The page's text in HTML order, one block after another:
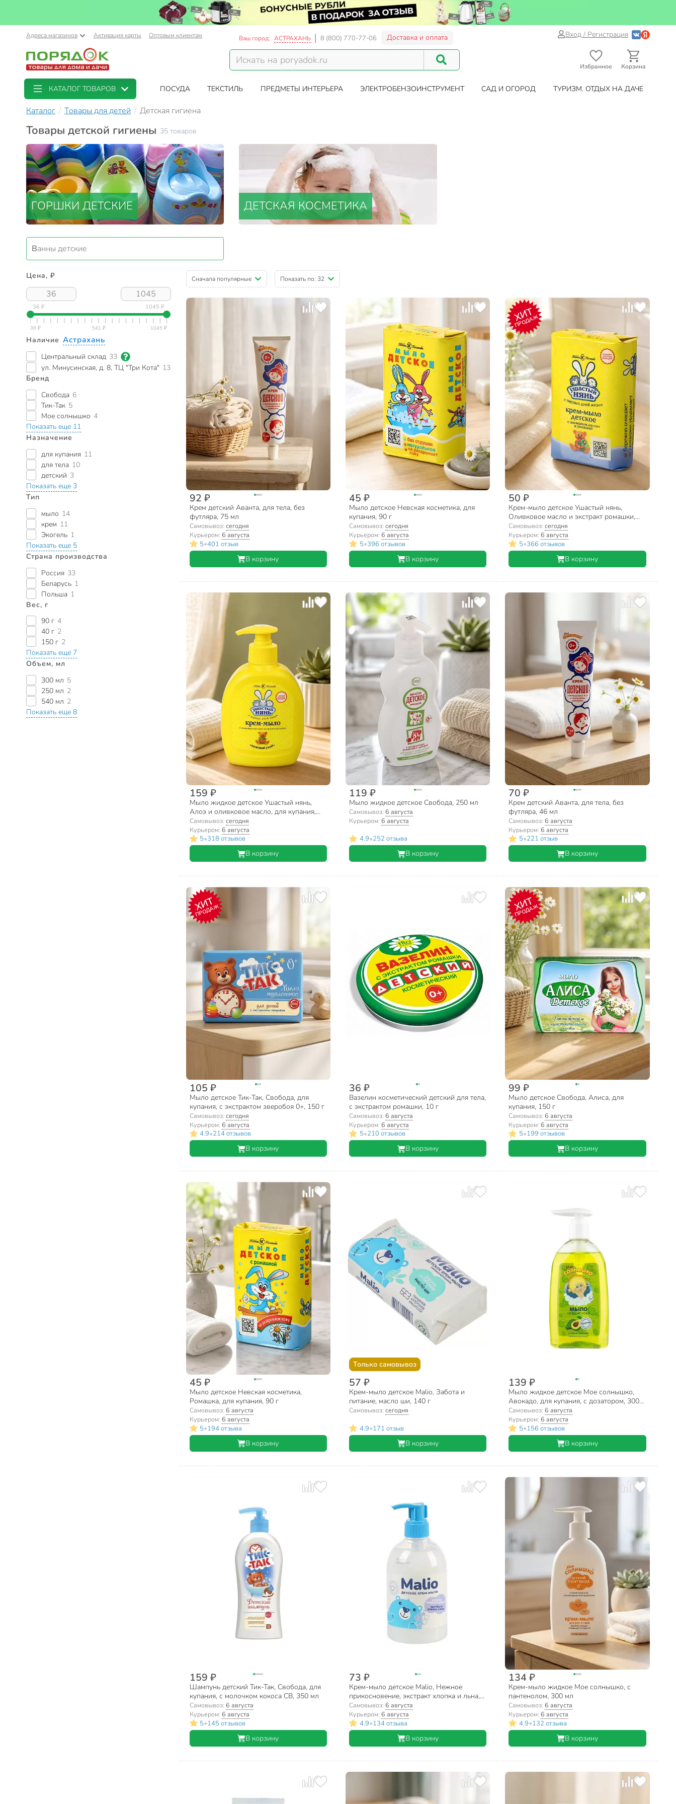
Адреса магазинов Активация карты Оптовым клиентам Ваш город: АСТРАХАНЬ 8 (800) 770-77-06 Доставка и оплата Вход / Регистрация
Избранное Корзина
КАТАЛОГ ТОВАРОВ ПОСУДА ТЕКСТИЛЬ ПРЕДМЕТЫ ИНТЕРЬЕРА ЭЛЕКТРОБЕНЗОИНСТРУМЕНТ САД И ОГОРОД ТУРИЗМ. ОТДЫХ НА ДАЧЕ
Каталог Товары для детей Детская гигиена
Товары детской гигиены 35 товаров
ГОРШКИ ДЕТСКИЕ ДЕТСКАЯ КОСМЕТИКА
Ванны детские
Цена, ₽
36 ₽ 1045 ₽
Наличие Астрахань
Центральный склад 33
ул. Минусинская, д. 8, ТЦ "Три Кота" 13
Бренд
Свобода 6
Тик-Так 5
Мое солнышко 4
Показать еще 11
Назначение
для купания 11
для тела 10
детский 3
Показать еще 3
Тип
мыло 14
крем 11
Экогель 1
Показать еще 5
Страна производства
Россия 33
Беларусь 1
Польша 1
Вес, г
90 г 4
40 г 2
150 г 2
Показать еще 7
Объем, мл
300 мл 5
250 мл 2
540 мл 2
Показать еще 8
Сначала популярные Показать по: 32
92 ₽
Крем детский Аванта, для тела, без
футляра, 75 мл
Самовывоз: сегодня
Курьером: 6 августа
5•401 отзыв
В корзину
45 ₽
Мыло детское Невская косметика, для
купания, 90 г
Самовывоз: сегодня
Курьером: 6 августа
5•396 отзывов
В корзину
ХИТ
ПРОДАЖ
50 ₽
Крем-мыло детское Ушастый нянь,
Оливковое масло и экстракт ромашки,
для купания, 90 г
Самовывоз:сегодня
Курьером: 6 августа
5•366 отзывов
В корзину
159 ₽
Мыло жидкое детское Ушастый нянь,
Алоэ и оливковое масло, для купания,
300 мл
Самовывоз: сегодня
Курьером: 6 августа
5•318 отзывов
В корзину
119 ₽
Мыло жидкое детское Свобода, 250 мл
Самовывоз: 6 августа
Курьером: 6 августа
4.9•252 отзыва
В корзину
70 ₽
Крем детский Аванта, для тела, без
футляра, 46 мл
Самовывоз: 6 августа
Курьером: 6 августа
5•221 отзыв
В корзину
ХИТ
ПРОДАЖ
105 ₽
Мыло детское Тик-Так, Свобода, для
купания, с экстрактом зверобоя 0+, 150 г
Самовывоз: сегодня
Курьером: 6 августа
4.9•214 отзывов
В корзину
36 ₽
Вазелин косметический детский для тела,
с экстрактом ромашки, 10 г
Самовывоз: 6 августа
Курьером: 6 августа
5•210 отзывов
В корзину
ХИТ
ПРОДАЖ
99 ₽
Мыло детское Свобода, Алиса, для
купания, 150 г
Самовывоз: 6 августа
Курьером: 6 августа
5•199 отзывов
В корзину
45 ₽
Мыло детское Невская косметика,
Ромашка, для купания, 90 г
Самовывоз: 6 августа
Курьером: 6 августа
5•194 отзыва
В корзину
Только самовывоз
57 ₽
Крем-мыло детское Malio, Забота и
питание, масло ши, 140 г
Самовывоз: сегодня
4.9•171 отзыв
В корзину
139 ₽
Мыло жидкое детское Мое солнышко,
Авокадо, для купания, с дозатором, 300
мл
Самовывоз: 6 августа
Курьером: 6 августа
5•156 отзывов
В корзину
159 ₽
Шампунь детский Тик-Так, Свобода, для
купания, с молочком кокоса СВ, 350 мл
Самовывоз: 6 августа
Курьером: 6 августа
5•145 отзывов
В корзину
73 ₽
Крем-мыло детское Malio, Нежное
прикосновение, экстракт хлопка и льна,
500 мл
Самовывоз: 6 августа
Курьером: 6 августа
4.9•134 отзыва
В корзину
134 ₽
Крем-мыло жидкое Мое солнышко, с
пантенолом, 300 мл
Самовывоз: 6 августа
Курьером: 6 августа
4.9•132 отзыва
В корзину